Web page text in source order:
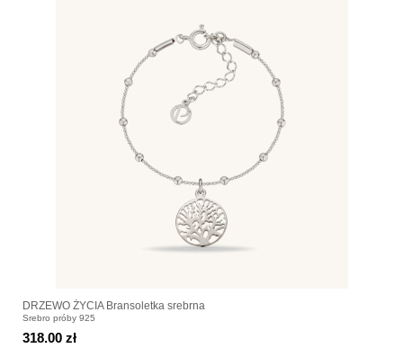
DRZEWO ŻYCIA Bransoletka srebrna
Srebro próby 925
318.00 zł